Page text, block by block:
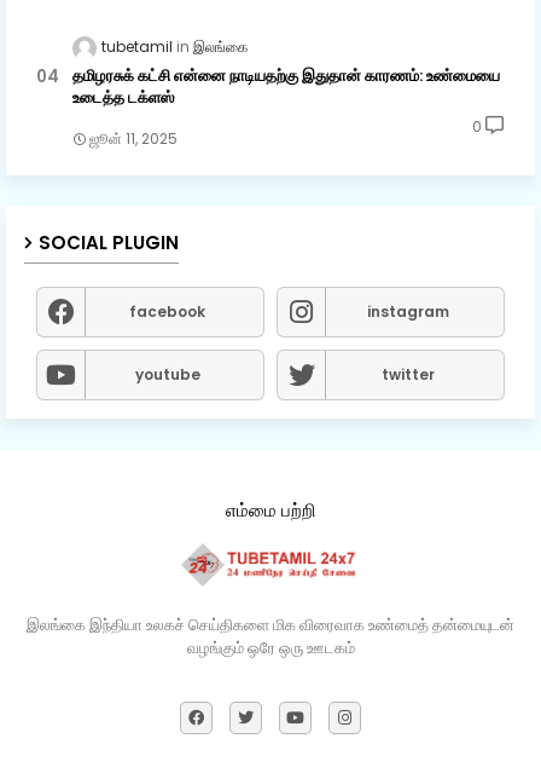
tubetamil இலங்கை
தமிழரசுக் கட்சி என்னை நாடியதற்கு இதுதான் காரணம்: உண்மையை
உடைத்த டக்ளஸ்
ஜூன் 11, 2025
0
SOCIAL PLUGIN
facebook instagram
youtube twitter
எம்மை பற்றி
இலங்கை இந்தியா உலகச் செய்திகளை மிக விரைவாக உண்மைத் தன்மையுடன்
வழங்கும் ஒரே ஒரு ஊடகம்​